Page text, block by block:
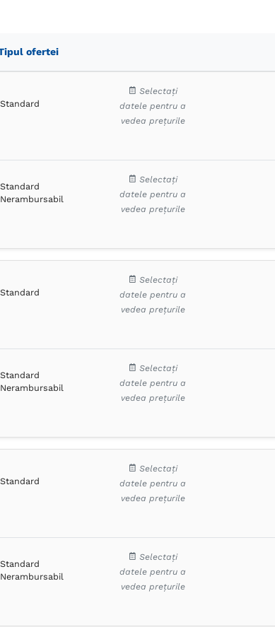
ofertei
Standard
Selectați
datele pentru a
vedea prețurile
Standard
Nerambursabil
Selectați
datele pentru a
vedea prețurile
Standard
Selectați
datele pentru a
vedea prețurile
Standard
Nerambursabil
Selectați
datele pentru a
vedea prețurile
Standard
Selectați
datele pentru a
vedea prețurile
Standard
Nerambursabil
Selectați
datele pentru a
vedea prețurile